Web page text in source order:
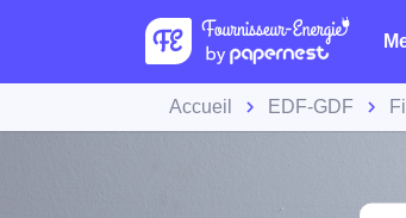
Accueil EDF-GDF